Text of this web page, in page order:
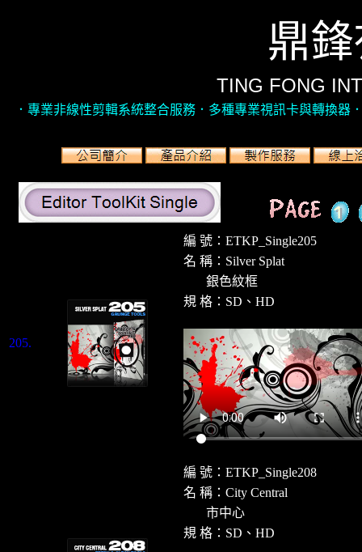
鼎
TING FONG
．專業非線性剪輯系統整合服務．多種專業視訊卡與轉換
205.
編 號：ETKP_Single205
名 稱： Silver Splat
銀色紋框
規 格：SD、HD
編 號：ETKP_Single208
名 稱：City Central
市中心
規 格：SD、HD